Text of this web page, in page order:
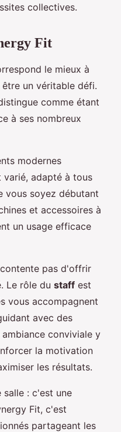
collectives.
Fit
le mieux à
un véritable défi.
comme étant
à ses nombreux
modernes
varié, adapté à tous
vous soyez débutant
et accessoires à
un usage efficace
pas d'offrir
Le rôle du staff est
vous accompagnent
avec des
conviviale y
la motivation
les résultats.
salle : c'est une
Fit, c'est
partageant les